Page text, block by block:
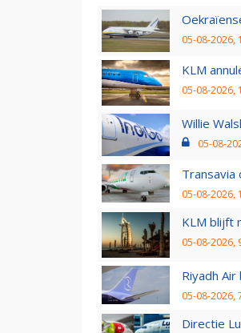
05-08-2026,
KLM
05-08-2026,
Willie
05-08-
05-08-2026,
KLM blijft
05-08-2026,
Riyadh
05-08-2026,
Directie